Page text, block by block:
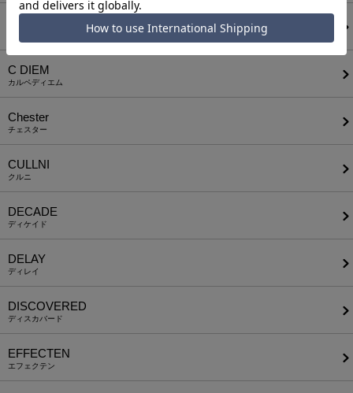
C DIEM
カルペディエム
Chester
チェスター
CULLNI
クルニ
DECADE
ディケイド
DELAY
ディレイ
DISCOVERED
ディスカバード
EFFECTEN
エフェクテン